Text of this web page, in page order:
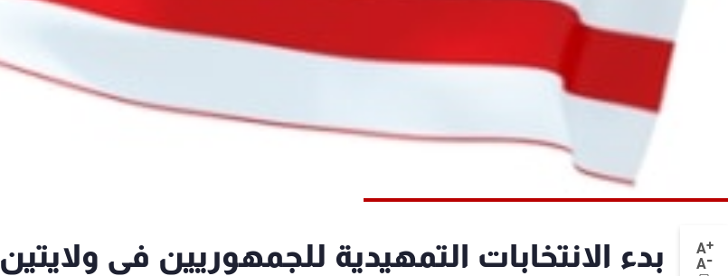
A+
A-
بدء الانتخابات التمهيدية للجمهوريين في ولايتين